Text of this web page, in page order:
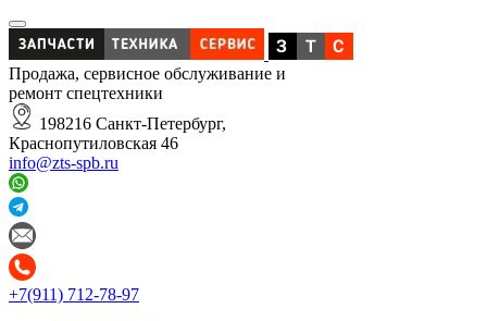
Продажа, сервисное обслуживание и
ремонт спецтехники
198216 Санкт-Петербург,
Краснопутиловская 46
info@zts-spb.ru
+7(911) 712-78-97